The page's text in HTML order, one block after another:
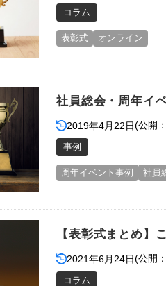
コラム
表彰式 オンライン
社員総会・周年イ
2019年4月22日(公開
事例
周年イベント事例 社員
【表彰式まとめ】
2021年6月24日(公開
コラム